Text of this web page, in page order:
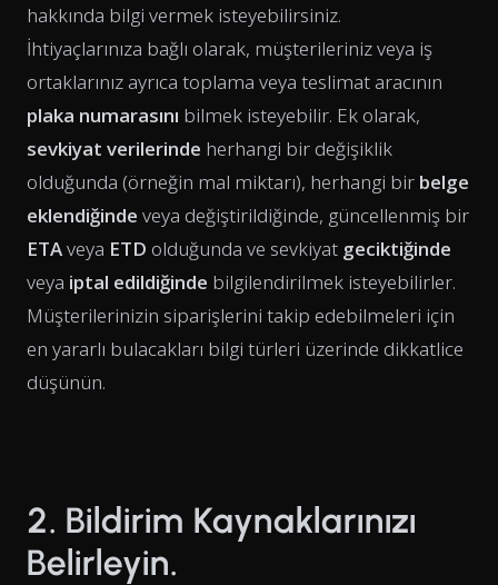
hakkında bilgi vermek isteyebilirsiniz.
İhtiyaçlarınıza bağlı olarak, müşterileriniz veya iş
ortaklarınız ayrıca toplama veya teslimat aracının
plaka numarasını bilmek isteyebilir. Ek olarak,
sevkiyat verilerinde herhangi bir değişiklik
olduğunda (örneğin mal miktarı), herhangi bir belge
eklendiğinde veya değiştirildiğinde, güncellenmiş bir
ETAveya ETD olduğunda ve sevkiyat geciktiğinde
veya iptal edildiğinde bilgilendirilmek isteyebilirler.
Müşterilerinizin siparişlerini takip edebilmeleri için
en yararlı bulacakları bilgi türleri üzerinde dikkatlice
düşünün.
2. Bildirim Kaynaklarınızı
Belirleyin.